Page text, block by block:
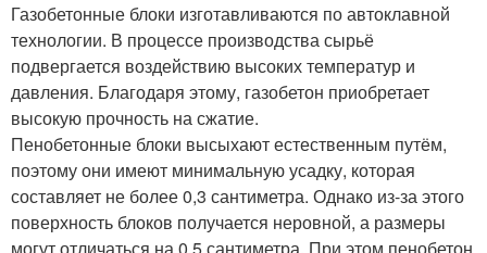
Газобетонные блоки изготавливаются по автоклавной
технологии. В процессе производства сырьё
подвергается воздействию высоких температур и
давления. Благодаря этому, газобетон приобретает
высокую прочность на сжатие.
Пенобетонные блоки высыхают естественным путём,
поэтому они имеют минимальную усадку, которая
составляет не более 0,3 сантиметра. Однако из-за этого
поверхность блоков получается неровной, а размеры